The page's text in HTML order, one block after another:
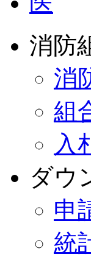
消防
消
組
入
ダウ
申
統